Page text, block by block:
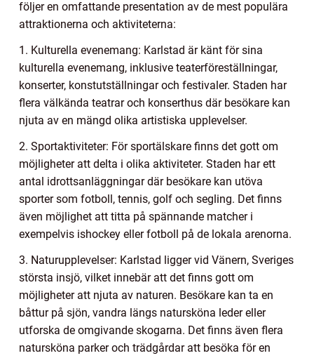
följer en omfattande presentation av de mest populära
attraktionerna och aktiviteterna:
1. Kulturella evenemang: Karlstad är känt för sina
kulturella evenemang, inklusive teaterföreställningar,
konserter, konstutställningar och festivaler. Staden har
flera välkända teatrar och konserthus där besökare kan
njuta av en mängd olika artistiska upplevelser.
2. Sportaktiviteter: För sportälskare finns det gott om
möjligheter att delta i olika aktiviteter. Staden har ett
antal idrottsanläggningar där besökare kan utöva
sporter som fotboll, tennis, golf och segling. Det finns
även möjlighet att titta på spännande matcher i
exempelvis ishockey eller fotboll på de lokala arenorna.
3. Naturupplevelser: Karlstad ligger vid Vänern, Sveriges
största insjö, vilket innebär att det finns gott om
möjligheter att njuta av naturen. Besökare kan ta en
båttur på sjön, vandra längs natursköna leder eller
utforska de omgivande skogarna. Det finns även flera
natursköna parker och trädgårdar att besöka för en